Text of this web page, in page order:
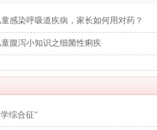
童感染呼吸道疾病，家长如何用对药？
童腹泻小知识之细菌性痢疾
综合征”